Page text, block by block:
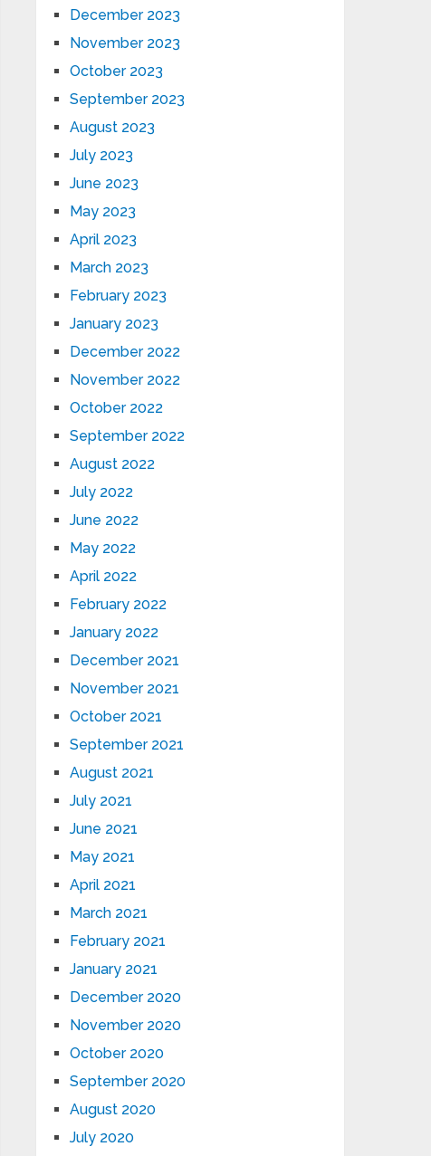
December 2023
November 2023
October 2023
September 2023
August 2023
July 2023
June 2023
May 2023
April 2023
March 2023
February 2023
January 2023
December 2022
November 2022
October 2022
September 2022
August 2022
July 2022
June 2022
May 2022
April 2022
February 2022
January 2022
December 2021
November 2021
October 2021
September 2021
August 2021
July 2021
June 2021
May 2021
April 2021
March 2021
February 2021
January 2021
December 2020
November 2020
October 2020
September 2020
August 2020
July 2020